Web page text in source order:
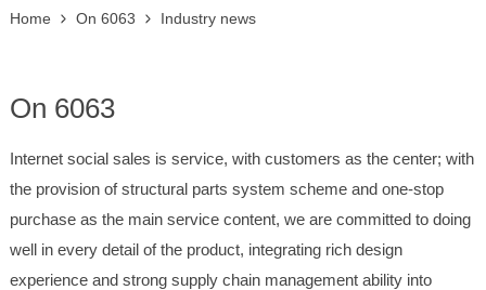
Home On 6063 Industry news
On 6063
Internet social sales is service, with customers as the center; with
the provision of structural parts system scheme and one-stop
purchase as the main service content, we are committed to doing
well in every detail of the product, integrating rich design
experience and strong supply chain management ability into